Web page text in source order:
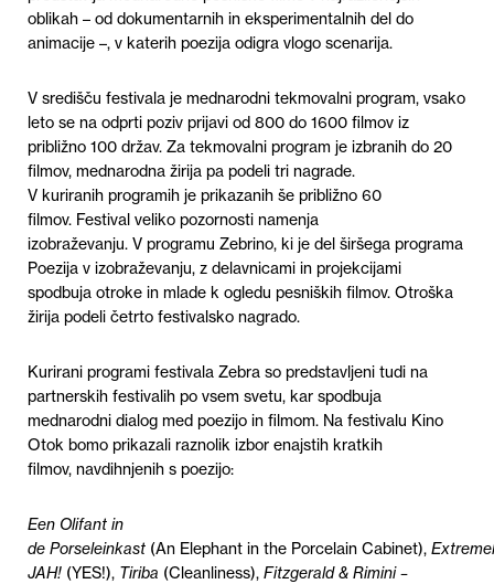
oblikah – od dokumentarnih in eksperimentalnih del do
animacije –, v katerih poezija odigra vlogo scenarija.
V središču festivala je mednarodni tekmovalni program, vsako
leto se na odprti poziv prijavi od 800 do 1600 filmov iz
približno 100 držav. Za tekmovalni program je izbranih do 20
filmov, mednarodna žirija pa podeli tri nagrade.
V kuriranih programih je prikazanih še približno 60
filmov. Festival veliko pozornosti namenja
izobraževanju. V programu Zebrino, ki je del širšega programa
Poezija v izobraževanju, z delavnicami in projekcijami
spodbuja otroke in mlade k ogledu pesniških filmov. Otroška
žirija podeli četrto festivalsko nagrado.
Kurirani programi festivala Zebra so predstavljeni tudi na
partnerskih festivalih po vsem svetu, kar spodbuja
mednarodni dialog med poezijo in filmom. Na festivalu Kino
Otok bomo prikazali raznolik izbor enajstih kratkih
filmov, navdihnjenih s poezijo:
Een Olifant in
de Porseleinkast (An Elephant in the Porcelain Cabinet),
JAH! (YES!), Tiriba (Cleanliness), Fitzgerald & Rimini –